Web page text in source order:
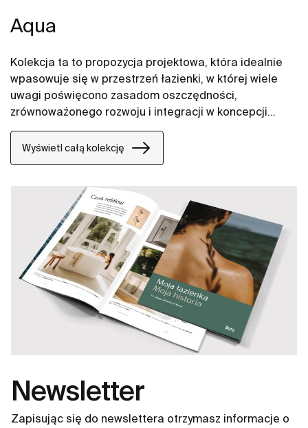
Aqua
Kolekcja ta to propozycja projektowa, która idealnie
wpasowuje się w przestrzeń łazienki, w której wiele
uwagi poświęcono zasadom oszczędności,
zrównoważonego rozwoju i integracji w koncepcji
technologicznej każdego elementu.
Wyświetl całą kolekcję
Newsletter
Zapisując się do newslettera otrzymasz informacje o